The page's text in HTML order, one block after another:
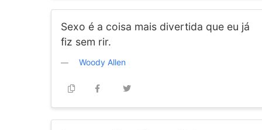
Sexo é a coisa mais divertida que eu já
fiz sem rir.
Woody Allen